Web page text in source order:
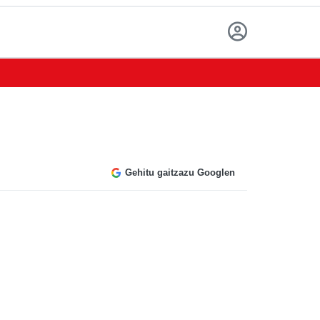
Gehitu gaitzazu Googlen